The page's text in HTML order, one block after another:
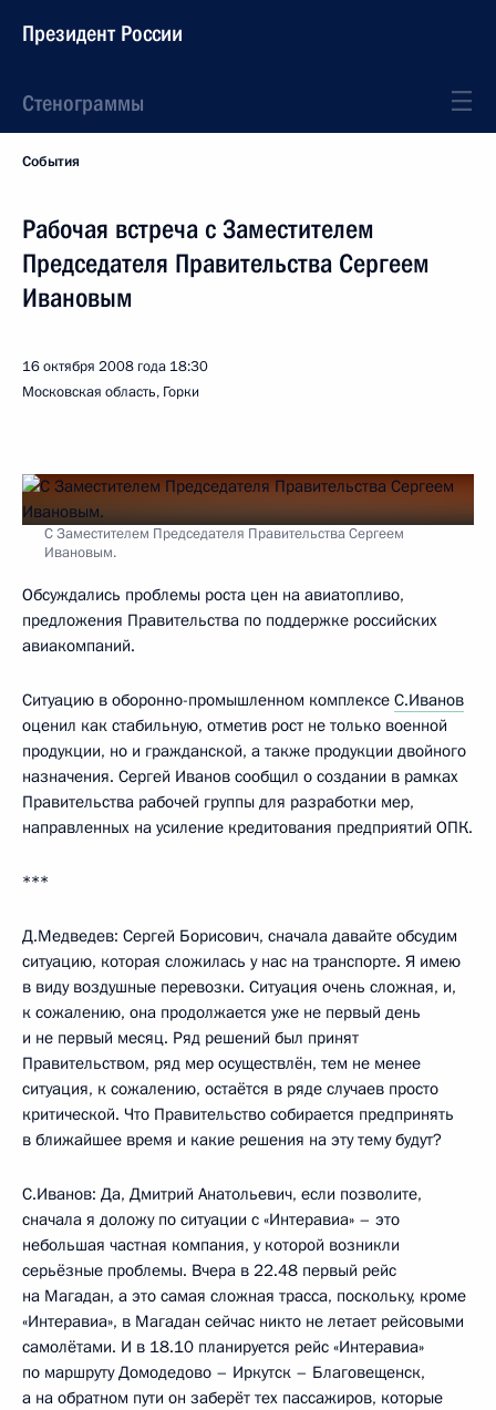
Президент России
Стенограммы
События
Рабочая встреча с Заместителем
Председателя Правительства Сергеем
Ивановым
16 октября 2008 года 18:30
Московская область, Горки
С Заместителем Председателя Правительства Сергеем
Ивановым.
Обсуждались проблемы роста цен на авиатопливо,
предложения Правительства по поддержке российских
авиакомпаний.
Ситуацию в оборонно-промышленном комплексе С.Иванов
оценил как стабильную, отметив рост не только военной
продукции, но и гражданской, а также продукции двойного
назначения. Сергей Иванов сообщил о создании в рамках
Правительства рабочей группы для разработки мер,
направленных на усиление кредитования предприятий ОПК.
***
Д.Медведев: Сергей Борисович, сначала давайте обсудим
ситуацию, которая сложилась у нас на транспорте. Я имею
в виду воздушные перевозки. Ситуация очень сложная, и,
к сожалению, она продолжается уже не первый день
и не первый месяц. Ряд решений был принят
Правительством, ряд мер осуществлён, тем не менее
ситуация, к сожалению, остаётся в ряде случаев просто
критической. Что Правительство собирается предпринять
в ближайшее время и какие решения на эту тему будут?
С.Иванов: Да, Дмитрий Анатольевич, если позволите,
сначала я доложу по ситуации с «Интеравиа» – это
небольшая частная компания, у которой возникли
серьёзные проблемы. Вчера в 22.48 первый рейс
на Магадан, а это самая сложная трасса, поскольку, кроме
«Интеравиа», в Магадан сейчас никто не летает рейсовыми
самолётами. И в 18.10 планируется рейс «Интеравиа»
по маршруту Домодедово – Иркутск – Благовещенск,
а на обратном пути он заберёт тех пассажиров, которые